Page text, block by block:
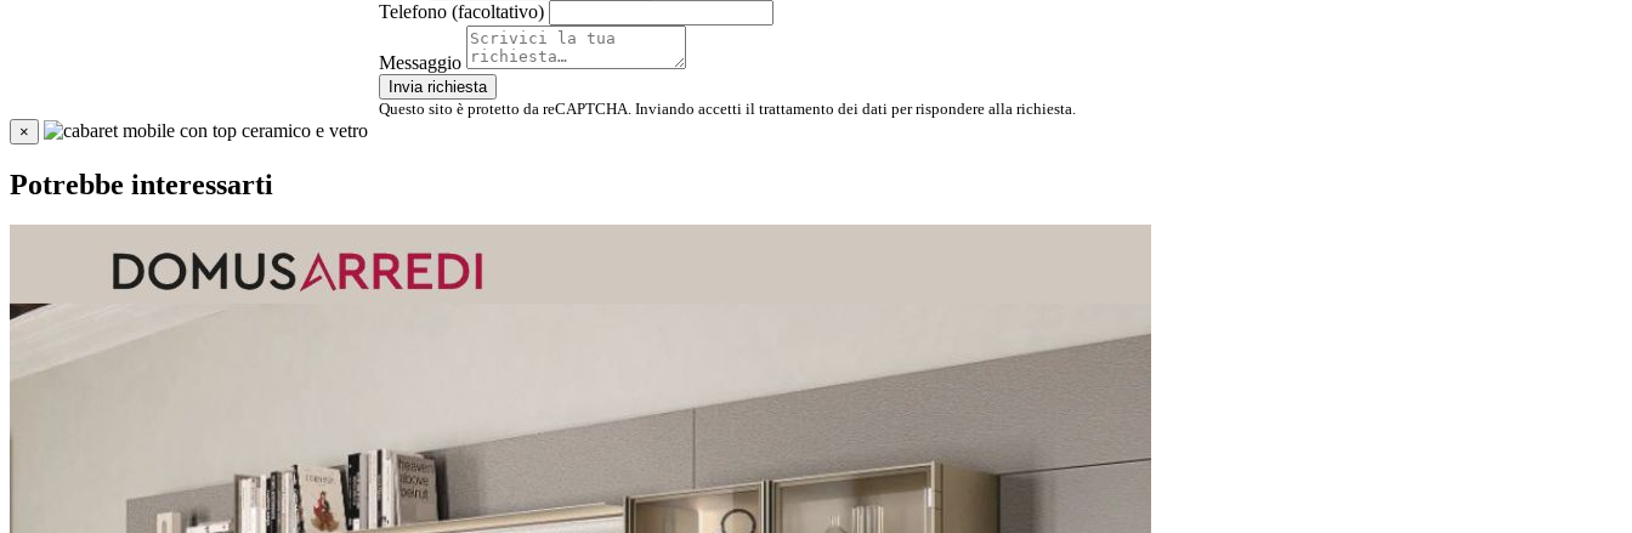
Telefono (facoltativo)
Messaggio
Invia richiesta
Questo sito è protetto da reCAPTCHA. Inviando accetti il trattamento dei dati per rispondere alla richiesta.
×
Potrebbe interessarti